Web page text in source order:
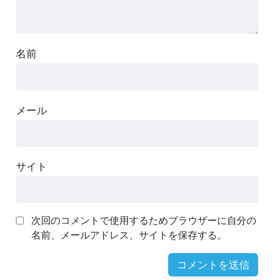
名前
メール
サイト
次回のコメントで使用するためブラウザーに自分の
名前、メールアドレス、サイトを保存する。